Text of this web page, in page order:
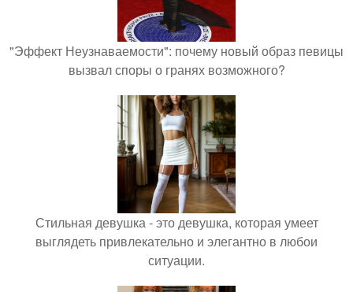
"Эффект Неузнаваемости": почему новый образ певицы
вызвал споры о гранях возможного?
Стильная девушка - это девушка, которая умеет
выглядеть привлекательно и элегантно в любои
ситуации.